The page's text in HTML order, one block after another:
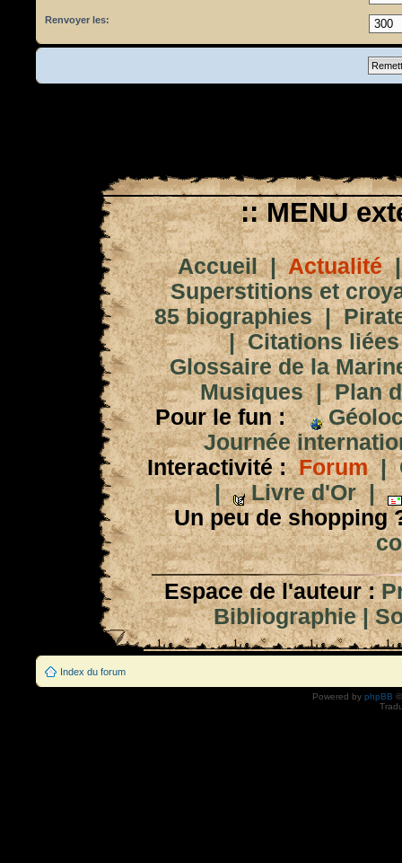
Renvoyer les:
:: MENU
Accueil|Actualité
Superstitions et
85 biographies|
|Citations
Glossaire de la
Musiques|Plan
Pour le fun :
Journée
Interactivité : Forum|
|
Livre d'Or|
Un peu de shopping
Espace de l'auteur :
Bibliographie|
Index du forum
Powered by phpBB